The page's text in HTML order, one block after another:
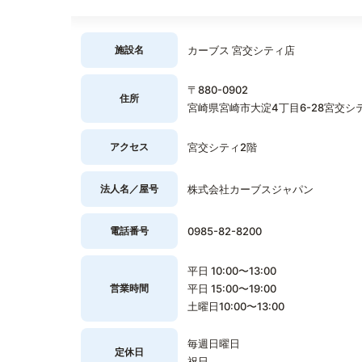
施設名 カーブス 宮交シティ店
住所
〒880-0902
宮崎県宮崎市大淀4丁目6-28宮交シ
アクセス 宮交シティ2階
法人名／屋号 株式会社カーブスジャパン
電話番号 0985-82-8200
営業時間
平日 10:00〜13:00
平日 15:00〜19:00
土曜日10:00〜13:00
定休日
毎週日曜日